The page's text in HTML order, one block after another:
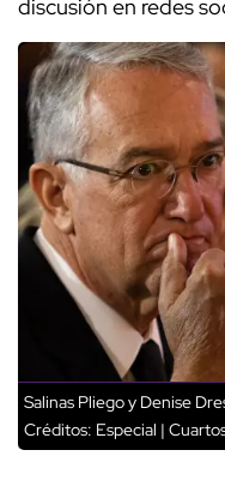
discusión en redes
Salinas Pliego y Denise
Créditos: Especial |